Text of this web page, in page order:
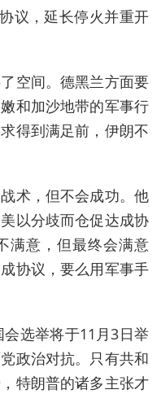
议，延长停火并重开
空间。德黑兰方面要
和加沙地带的军事行
得到满足前，伊朗不
术，但不会成功。他
以分歧而仓促达成协
满意，但最终会满意
协议，要么用军事手
选举将于11月3日举
政治对抗。只有共和
特朗普的诸多主张才